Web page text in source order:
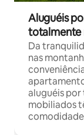
Aluguéis
totalmente
Da
nas
aluguéis
mobiliados